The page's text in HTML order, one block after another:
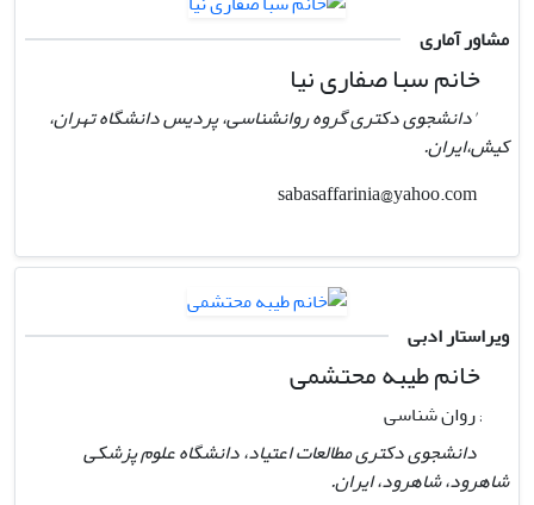
مشاور آماری
خانم سبا صفاری نیا
'دانشجوی دکتری گروه روانشناسی، پردیس دانشگاه تهران،
کیش،ایران.
ویراستار ادبی
خانم طیبه محتشمی
; روان شناسی
دانشجوی دکتری مطالعات اعتیاد، دانشگاه علوم پزشکی
شاهرود، شاهرود، ایران.